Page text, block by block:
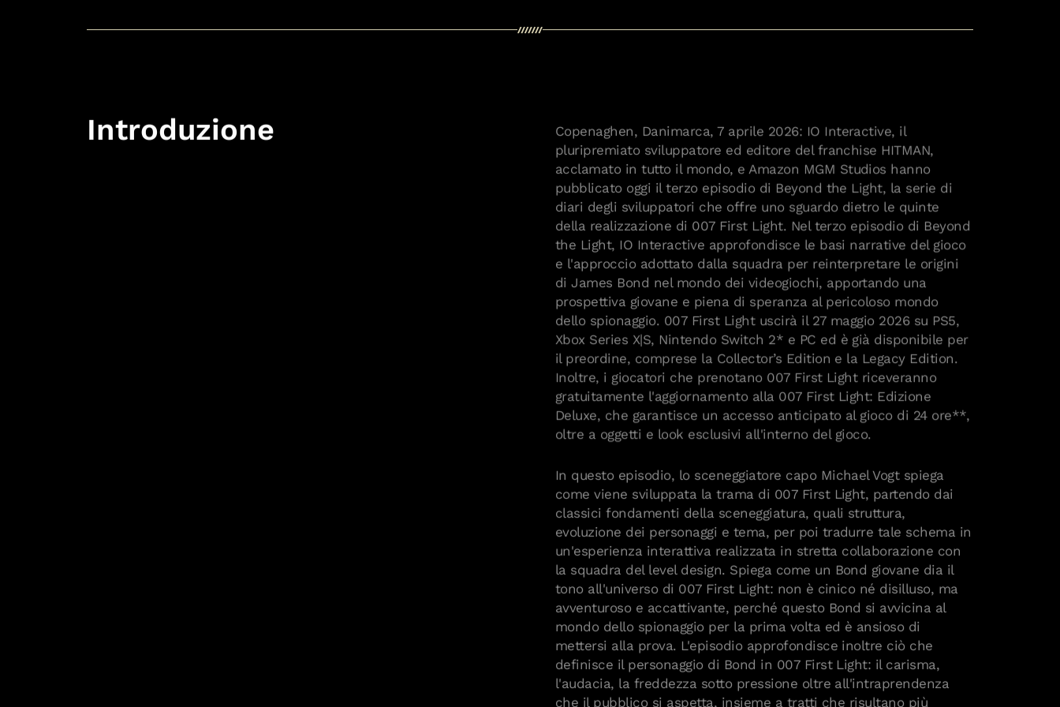
pluripremiato sviluppatore ed editore del franchise HITMAN,
acclamato in tutto il mondo, e Amazon MGM Studios hanno
pubblicato oggi il terzo episodio di Beyond the Light, la serie di
diari degli sviluppatori che offre uno sguardo dietro le quinte
della realizzazione di 007 First Light. Nel terzo episodio di Beyond
the Light, IO Interactive approfondisce le basi narrative del gioco
e l'approccio adottato dalla squadra per reinterpretare le origini
di James Bond nel mondo dei videogiochi, apportando una
prospettiva giovane e piena di speranza al pericoloso mondo
dello spionaggio. 007 First Light uscirà il 27 maggio 2026 su PS5,
Xbox Series X|S, Nintendo Switch 2* e PC ed è già disponibile per
il preordine, comprese la Collector’s Edition e la Legacy Edition.
Inoltre, i giocatori che prenotano 007 First Light riceveranno
gratuitamente l'aggiornamento alla 007 First Light: Edizione
Deluxe, che garantisce un accesso anticipato al gioco di 24 ore**,
oltre a oggetti e look esclusivi all'interno del gioco.
In questo episodio, lo sceneggiatore capo Michael Vogt spiega
come viene sviluppata la trama di 007 First Light, partendo dai
classici fondamenti della sceneggiatura, quali struttura,
evoluzione dei personaggi e tema, per poi tradurre tale schema in
un'esperienza interattiva realizzata in stretta collaborazione con
la squadra del level design. Spiega come un Bond giovane dia il
tono all'universo di 007 First Light: non è cinico né disilluso, ma
avventuroso e accattivante, perché questo Bond si avvicina al
mondo dello spionaggio per la prima volta ed è ansioso di
mettersi alla prova. L'episodio approfondisce inoltre ciò che
definisce il personaggio di Bond in 007 First Light: il carisma,
l'audacia, la freddezza sotto pressione oltre all'intraprendenza
che il pubblico si aspetta, insieme a tratti che risultano più